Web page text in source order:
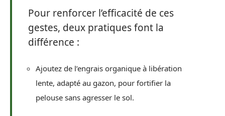
Pour renforcer l’efficacité de ces
gestes, deux pratiques font la
différence :
Ajoutez de l’engrais organique à libération
lente, adapté au gazon, pour fortifier la
pelouse sans agresser le sol.